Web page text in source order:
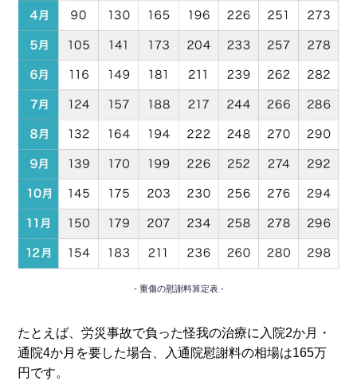
重傷の慰謝料算定表
たとえば、労災事故で負った怪我の治療に入院2か月・
通院4か月を要した場合、入通院慰謝料の相場は165万
円です。